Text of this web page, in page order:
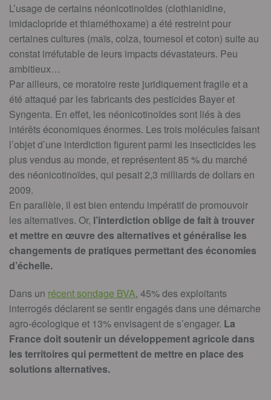
L’usage de certains néonicotinoïdes (clothianidine,
imidaclopride et thiaméthoxame) a été restreint pour
certaines cultures (maïs, colza, tournesol et coton) suite au
constat irréfutable de leurs impacts dévastateurs. Peu
ambitieux…
Par ailleurs, ce moratoire reste juridiquement fragile et a
été attaqué par les fabricants des pesticides Bayer et
Syngenta. En effet, les néonicotinoïdes sont liés à des
intérêts économiques énormes. Les trois molécules faisant
l’objet d’une interdiction figurent parmi les insecticides les
plus vendus au monde, et représentent 85 % du marché
des néonicotinoïdes, qui pesait 2,3 milliards de dollars en
2009.
En parallèle, il est bien entendu impératif de promouvoir
les alternatives. Or, l’interdiction oblige de fait à trouver
et mettre en œuvre des alternatives et généralise les
changements de pratiques permettant des économies
d’échelle.
Dans un récent sondage BVA, 45% des exploitants
interrogés déclarent se sentir engagés dans une démarche
agro-écologique et 13% envisagent de s’engager. La
France doit soutenir un développement agricole dans
les territoires qui permettent de mettre en place des
solutions alternatives.